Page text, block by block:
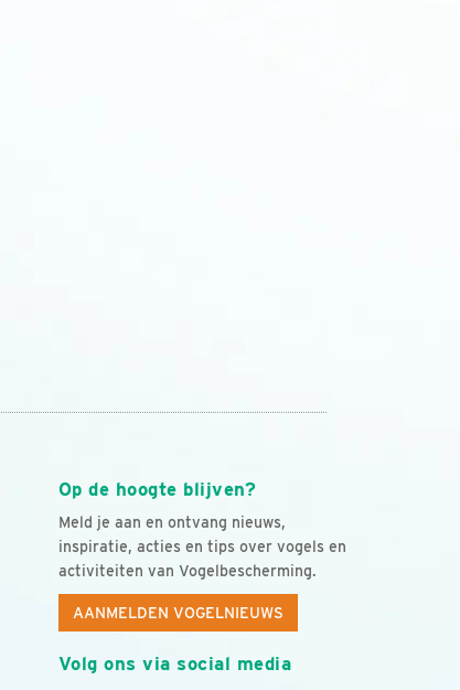
Op de hoogte blijven?
Meld je aan en ontvang nieuws,
inspiratie, acties en tips over vogels en
activiteiten van Vogelbescherming.
AANMELDEN VOGELNIEUWS
Volg ons via social media